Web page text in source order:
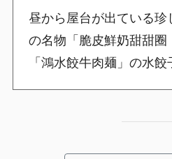
昼から屋台が出ている
の名物「脆皮鮮奶甜甜圈
「鴻水餃牛肉麺」の水餃